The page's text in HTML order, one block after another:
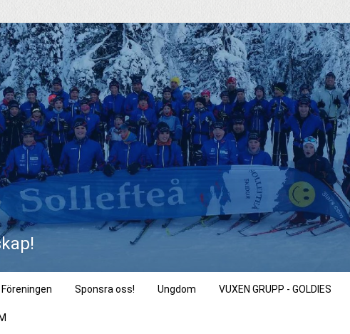
Föreningen Sponsra oss! Ungdom VUXEN GRUPP - GOLDIES